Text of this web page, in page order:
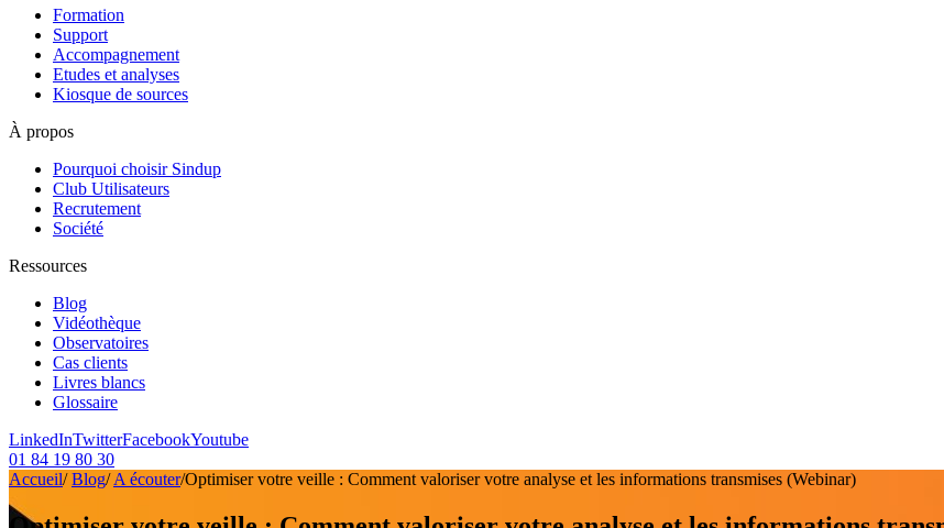
Formation
Support
Accompagnement
Etudes et analyses
Kiosque de sources
À propos
Pourquoi choisir Sindup
Club Utilisateurs
Recrutement
Société
Ressources
Blog
Vidéothèque
Observatoires
Cas clients
Livres blancs
Glossaire
LinkedInTwitterFacebookYoutube
01 84 19 80 30
Accueil/ Blog/ A écouter/Optimiser votre veille : Comment valoriser votre analyse et les informations transmises (Webinar)